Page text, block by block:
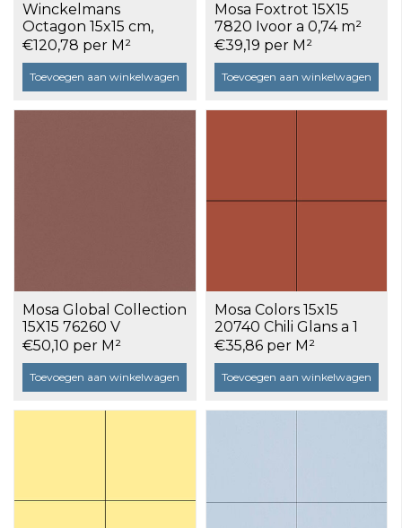
Winckelmans
Octagon 15x15 cm,
vlak, blanc (BAU), 9
mm dik a 0,563 m²
€120,78 per M²
Toevoegen aan winkelwagen
Mosa Foxtrot 15X15
7820 Ivoor a 0,74 m²
€39,19 per M²
Toevoegen aan winkelwagen
Mosa Global Collection
15X15 76260 V
Siennarood Uni a 0,74
m²
€50,10 per M²
Toevoegen aan winkelwagen
Mosa Colors 15x15
20740 Chili Glans a 1
m²
€35,86 per M²
Toevoegen aan winkelwagen